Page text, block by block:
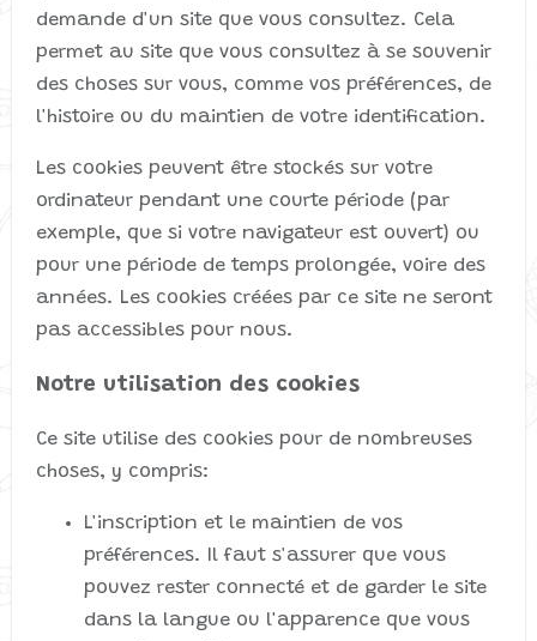
demande d'un site que vous consultez. Cela
permet au site que vous consultez à se souvenir
des choses sur vous, comme vos préférences, de
l'histoire ou du maintien de votre identification.
Les cookies peuvent être stockés sur votre
ordinateur pendant une courte période (par
exemple, que si votre navigateur est ouvert) ou
pour une période de temps prolongée, voire des
années. Les cookies créées par ce site ne seront
pas accessibles pour nous.
Notre utilisation des cookies
Ce site utilise des cookies pour de nombreuses
choses, y compris:
L'inscription et le maintien de vos
préférences. Il faut s'assurer que vous
pouvez rester connecté et de garder le site
dans la langue ou l'apparence que vous